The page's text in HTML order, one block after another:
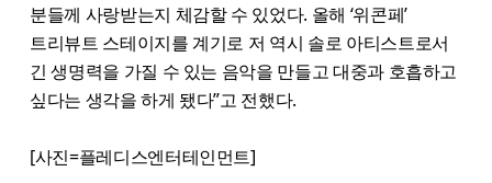
분들께 사랑받는지 체감할 수 있었다. 올해 ‘위콘페’
트리뷰트 스테이지를 계기로 저 역시 솔로 아티스트로서
긴 생명력을 가질 수 있는 음악을 만들고 대중과 호흡하고
싶다는 생각을 하게 됐다”고 전했다.
[사진=플레디스엔터테인먼트]